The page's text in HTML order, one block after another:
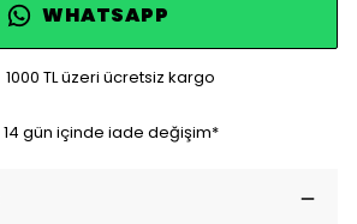
WHATSAPP
1000 TL üzeri ücretsiz kargo
14 gün içinde iade değişim*